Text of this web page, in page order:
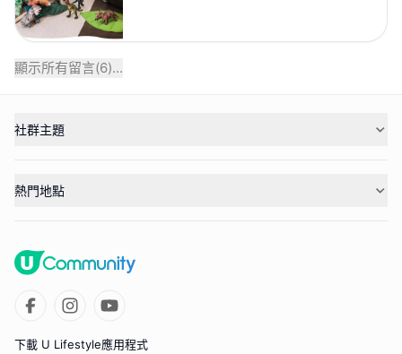
顯示所有留言(6)...
社群主題
熱門地點
下載 U Lifestyle應用程式